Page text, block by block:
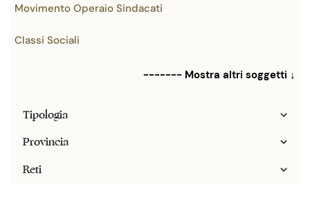
Movimento Operaio Sindacati
Classi Sociali
------- Mostra altri soggetti ↓
Tipologia
Provincia
Reti